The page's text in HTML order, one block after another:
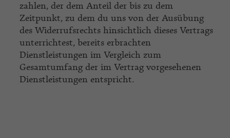
zahlen, der dem Anteil der bis zu dem
Zeitpunkt, zu dem du uns von der Ausübung
des Widerrufsrechts hinsichtlich dieses Vertrags
unterrichtest, bereits erbrachten
Dienstleistungen im Vergleich zum
Gesamtumfang der im Vertrag vorgesehenen
Dienstleistungen entspricht.